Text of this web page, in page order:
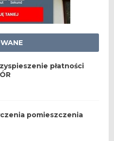
płatności
pomieszczenia